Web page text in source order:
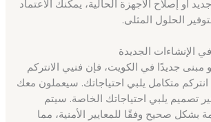
أو إصلاح الأجهزة الحالية، يمكنك الاعتماد
الحلول المثلى.
الإنشاءات الجديدة
مبنى جديدًا في الكويت، فإن فنيي الانتركم
متكامل يلبي احتياجاتك. سيعملون معك
تصميم يلبي احتياجاتك الخاصة. سيتم
بشكل صحيح وفقًا للمعايير الأمنية، مما